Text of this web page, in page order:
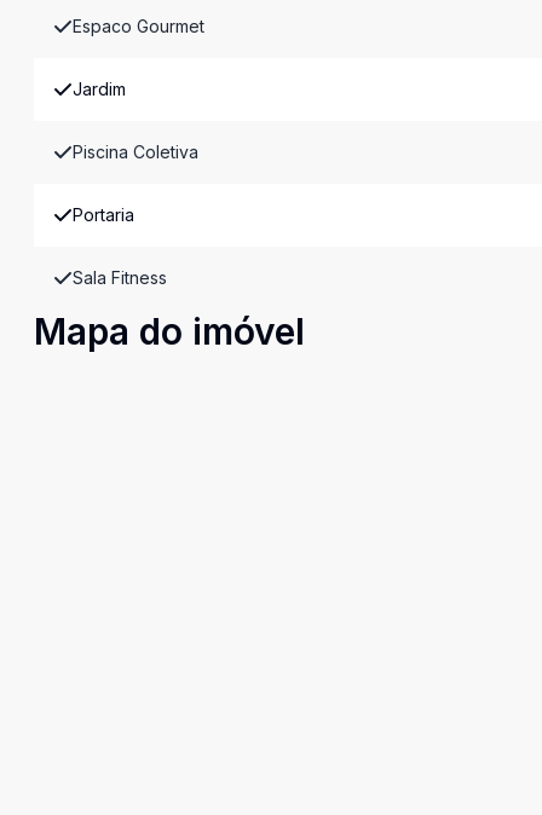
Espaco Gourmet
Jardim
Piscina Coletiva
Portaria
Sala Fitness
Mapa do imóvel